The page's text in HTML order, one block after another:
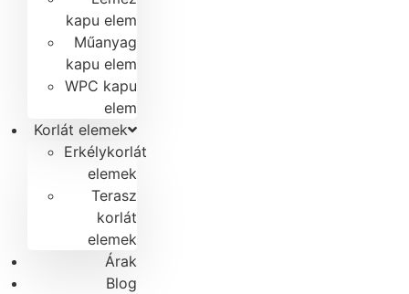
kapu elem
Műanyag
kapu elem
WPC kapu
elem
Korlát elemek
Erkélykorlát
elemek
Terasz
korlát
elemek
Árak
Blog